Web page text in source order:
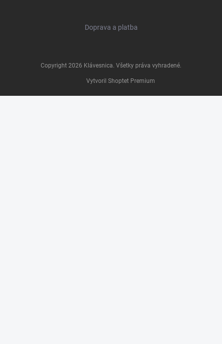
Doprava a platba
Vytvoril Shoptet Premium
Copyright 2026 Klávesnica. Všetky práva vyhradené.